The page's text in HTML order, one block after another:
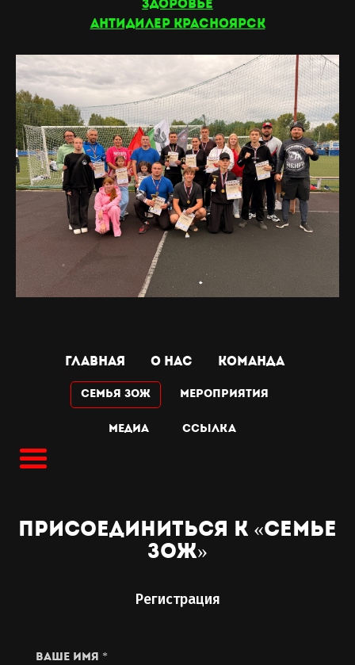
Здоровье
АнтиДилер Красноярск
ГЛАВНАЯ О НАС КОМАНДА
Семья ЗОЖ МЕРОПРИЯТИЯ
МЕДИА Ссылка
присоединиться к «семье
зож»
Регистрация
Ваше имя *